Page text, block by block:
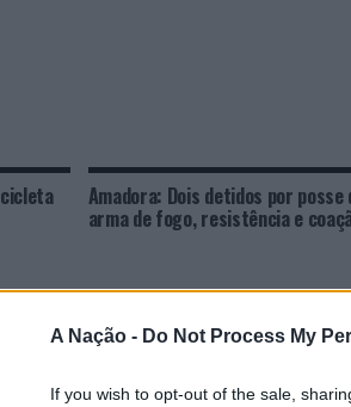
A Nação - Do Not Process My
If you wish to opt-out of the sale,
Amadora: Dois detidos por posse
arma de fogo, resistência e